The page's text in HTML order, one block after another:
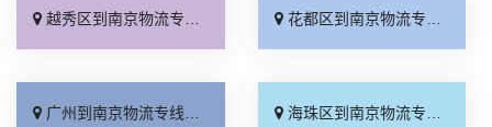
越秀区到南京物流专线_直通专线「托运放心」 花都区到南京物流专线_专业靠谱「多年经验」
广州到南京物流专线_保证时效「门到门接送」 海珠区到南京物流专线_定点发车「快运有保障」